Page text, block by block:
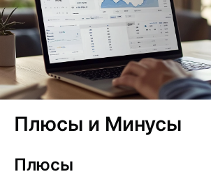
Плюсы и Минусы
Плюсы